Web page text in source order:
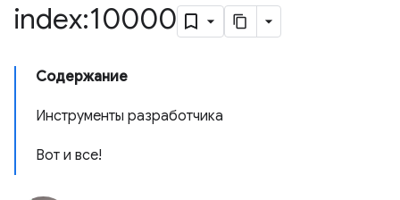
index:10000
Содержание
Инструменты разработчика
Вот и все!